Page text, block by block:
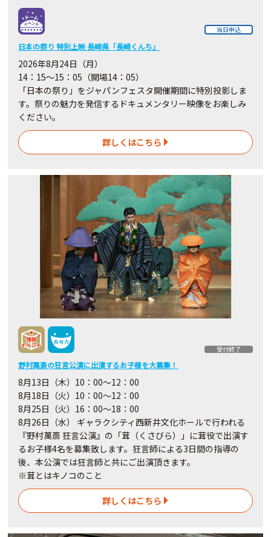
イベントレポート
当日申込
日本の祭り 特別上映 長崎県「長崎くんち」
2026年8月24日（月）
14：15～15：05（開場14：05）
「日本の祭り」をジャパンフェスタ開催期間に特別投影しま
す。祭りの魅力を発信するドキュメンタリー映像をお楽しみ
ください。
詳しくはこちら
受付終了
野村萬斎の狂言公演に出演するお子様を大募集！
8月13日（木）10：00〜12：00
8月18日（火）10：00〜12：00
8月25日（火）16：00～18：00
8月26日（水） ギャラクシティ西新井文化ホールで行われる
『野村萬斎 狂言公演』の「茸（くさびら）」に茸役で出演す
るお子様4名を募集致します。狂言師による3日間の指導の
後、本公演では狂言師と共にご出演頂きます。
※茸とはキノコのこと
詳しくはこちら